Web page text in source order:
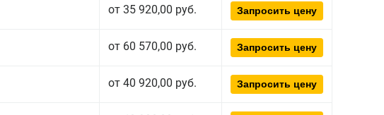
от 35 920,00 руб. Запросить цену
от 60 570,00 руб. Запросить цену
от 40 920,00 руб. Запросить цену